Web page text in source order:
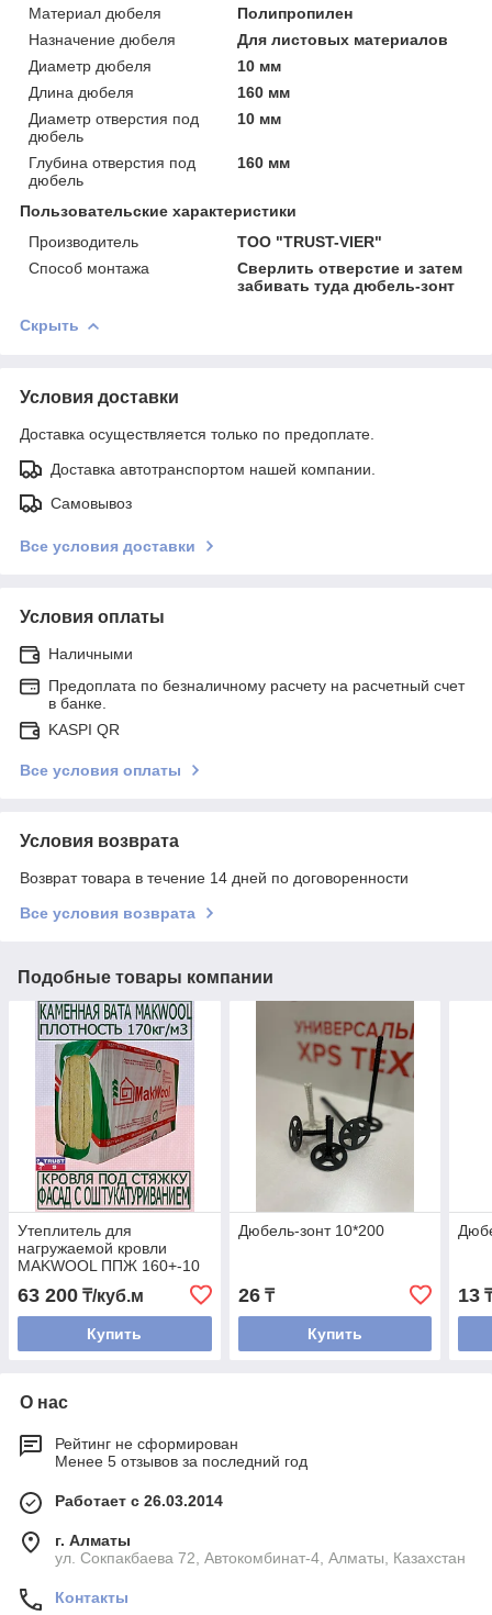
Материал дюбеля
Полипропилен
Назначение дюбеля
Для листовых материалов
Диаметр дюбеля
10 мм
Длина дюбеля
160 мм
Диаметр отверстия под
дюбель
10 мм
Глубина отверстия под
дюбель
160 мм
Пользовательские характеристики
Производитель
ТОО "TRUST-VIER"
Способ монтажа
Сверлить отверстие и затем
забивать туда дюбель-зонт
Скрыть
Условия доставки
Доставка осуществляется только по предоплате.
Доставка автотранспортом нашей компании.
Самовывоз
Все условия доставки
Условия оплаты
Наличными
Предоплата по безналичному расчету на расчетный счет
в банке.
KASPI QR
Все условия оплаты
Условия возврата
Возврат товара в течение 14 дней по договоренности
Все условия возврата
Подобные товары компании
Утеплитель для
нагружаемой кровли
MAKWOOL ППЖ 160+-10
63 200 ₸/куб.м
Купить
Дюбель-зонт 10*200
26₸
Купить
13
О нас
Рейтинг не сформирован
Менее 5 отзывов за последний год
Работает с 26.03.2014
г. Алматы
ул. Сокпакбаева 72, Автокомбинат-4, Алматы, Казахстан
Контакты